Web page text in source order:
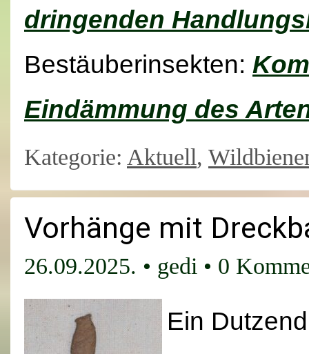
dringenden
Bestäuberinsekten:
Eindämmung des
Kategorie: Aktuell,
Vorhänge mit
26.09.2025. • gedi • 0
Ein